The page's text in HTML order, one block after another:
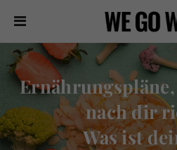
nach dir
Was ist